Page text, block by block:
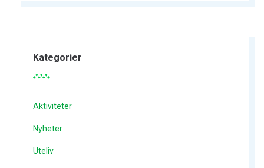
Kategorier
Aktiviteter
Nyheter
Uteliv